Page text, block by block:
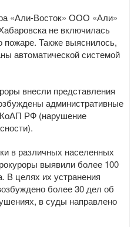
«Али-Восток» ООО «Али»
не включилась
Также выяснилось,
автоматической системой
внесли представления
административные
КоАП РФ (нарушение
в различных населенных
выявили более 100
В целях их устранения
более 30 дел об
в суды направлено